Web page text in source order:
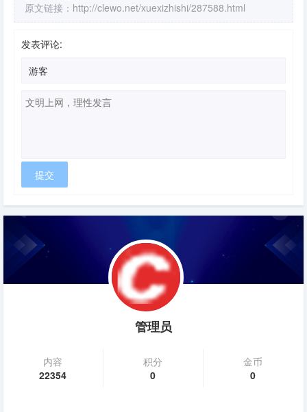
原文链接： http://clewo.net/xuexizhishi/287588.html
发表评论:
管理员
内容
22354
积分
0
金币
0